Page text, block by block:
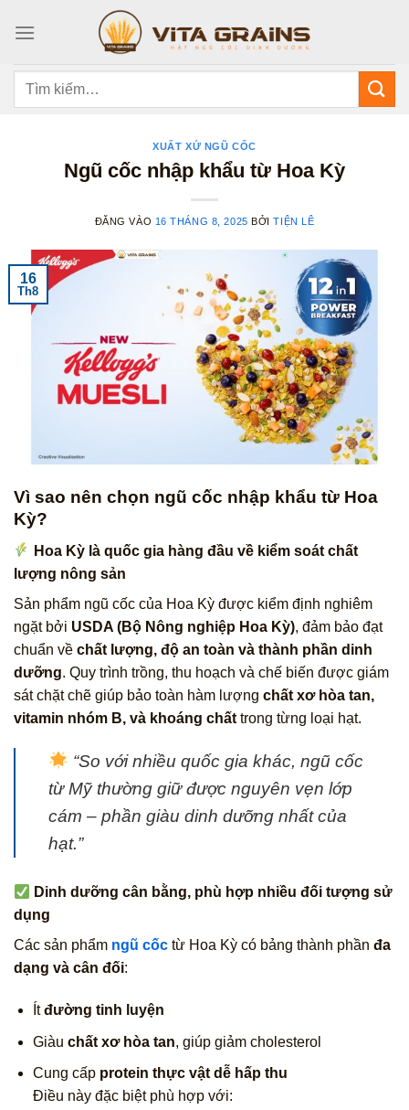
qua
Tìm
XUẤT XỨ NGŨ CỐC
Ngũ cốc nhập khẩu từ Hoa Kỳ
ĐĂNG VÀO 16 THÁNG 8, 2025 BỞITIỆN LÊ
16
Th8
Vì sao nên chọn ngũ cốc nhập khẩu từ Hoa
Kỳ?
Hoa Kỳ là quốc gia hàng đầu về kiểm soát chất
lượng nông sản
Sản phẩm ngũ cốc của Hoa Kỳ được kiểm định nghiêm
ngặt bởi USDA (Bộ Nông nghiệp Hoa Kỳ), đảm bảo đạt
chuẩn về chất lượng, độ an toàn và thành phần dinh
dưỡng. Quy trình trồng, thu hoạch và chế biến được giám
sát chặt chẽ giúp bảo toàn hàm lượng chất xơ hòa tan,
vitamin nhóm B, và khoáng chất trong từng loại hạt.
“So với nhiều quốc gia khác, ngũ cốc
từ Mỹ thường giữ được nguyên vẹn lớp
cám – phần giàu dinh dưỡng nhất của
hạt.”
Dinh dưỡng cân bằng, phù hợp nhiều đối tượng sử
dụng
Các sản phẩm ngũ cốc từ Hoa Kỳ có bảng thành phần đa
dạng và cân đối:
Ítđường tinh luyện
Giàu chất xơ hòa tan, giúp giảm cholesterol
Cung cấp protein thực vật dễ hấp thu
Điều này đặc biệt phù hợp với: